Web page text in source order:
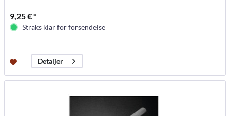
9,25 € *
Straks klar for forsendelse
Detaljer